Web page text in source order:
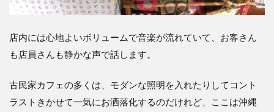
店内には心地よいボリュームで音楽が流れていて、お客さん
も店員さんも静かな声で話します。
古民家カフェの多くは、モダンな照明を入れたりしてコント
ラストきかせて一気にお洒落化するのだけれど、ここは沖縄